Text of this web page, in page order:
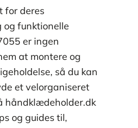
for deres
funktionelle
er ingen
at montere og
så du kan
et velorganiseret
håndklædeholder.dk
og guides til,